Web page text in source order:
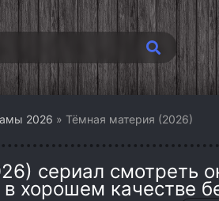
2026 » Тёмная материя (2026)
сериал смотреть
хорошем качестве